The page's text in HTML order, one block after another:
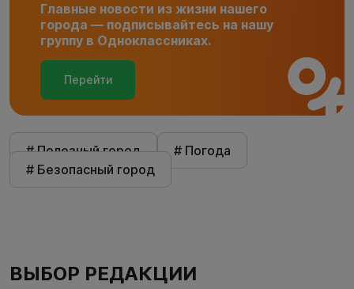
Главные новости из жизни нашего
города — подписывайтесь на нашу
группу в Одноклассниках.
Перейти
# Полезный город
# Погода
# Безопасный город
ВЫБОР РЕДАКЦИИ